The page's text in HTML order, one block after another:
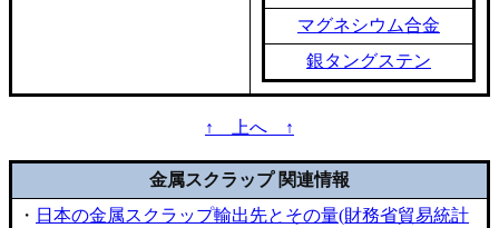
マグネシウム合金
銀タングステン
↑ 上へ ↑
金属スクラップ 関連情報
・ 日本の金属スクラップ輸出先とその量(財務省貿易統計